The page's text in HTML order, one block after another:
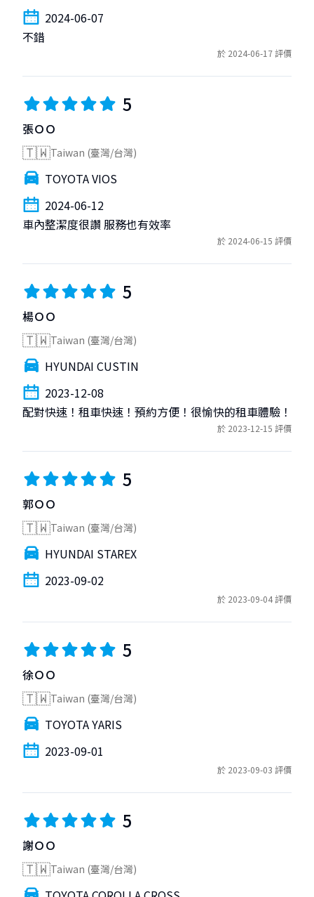
2024-06-07
不錯
於 2024-06-17 評價
5
張ＯＯ
🇹🇼Taiwan (臺灣/台灣)
TOYOTA VIOS
2024-06-12
車內整潔度很讚 服務也有效率
於 2024-06-15 評價
5
楊ＯＯ
🇹🇼Taiwan (臺灣/台灣)
HYUNDAI CUSTIN
2023-12-08
配對快速！租車快速！預約方便！很愉快的租車體驗！
於 2023-12-15 評價
5
郭ＯＯ
🇹🇼Taiwan (臺灣/台灣)
HYUNDAI STAREX
2023-09-02
於 2023-09-04 評價
5
徐ＯＯ
🇹🇼Taiwan (臺灣/台灣)
TOYOTA YARIS
2023-09-01
於 2023-09-03 評價
5
謝ＯＯ
🇹🇼Taiwan (臺灣/台灣)